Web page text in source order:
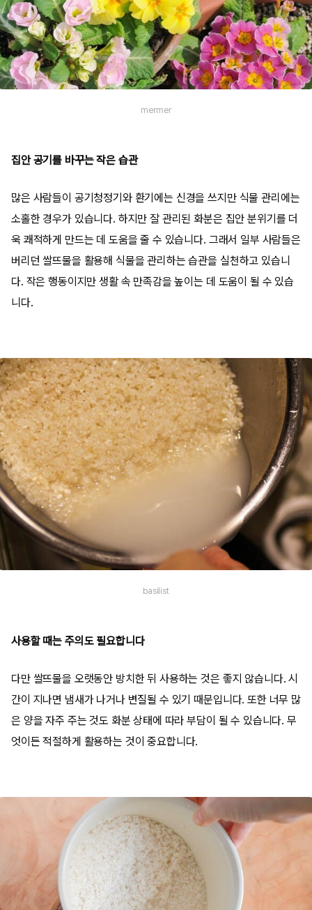
mermer
집안 공기를 바꾸는 작은 습관
많은 사람들이 공기청정기와 환기에는 신경을 쓰지만 식물 관리에는
소홀한 경우가 있습니다. 하지만 잘 관리된 화분은 집안 분위기를 더
욱 쾌적하게 만드는 데 도움을 줄 수 있습니다. 그래서 일부 사람들은
버리던 쌀뜨물을 활용해 식물을 관리하는 습관을 실천하고 있습니
다. 작은 행동이지만 생활 속 만족감을 높이는 데 도움이 될 수 있습
니다.
basilist
사용할 때는 주의도 필요합니다
다만 쌀뜨물을 오랫동안 방치한 뒤 사용하는 것은 좋지 않습니다. 시
간이 지나면 냄새가 나거나 변질될 수 있기 때문입니다. 또한 너무 많
은 양을 자주 주는 것도 화분 상태에 따라 부담이 될 수 있습니다. 무
엇이든 적절하게 활용하는 것이 중요합니다.